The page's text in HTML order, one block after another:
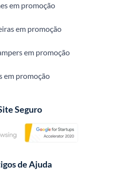
em promoção
em promoção
em promoção
em promoção
Seguro
de Ajuda